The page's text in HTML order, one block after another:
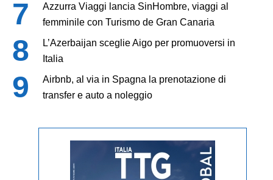
Azzurra Viaggi lancia SinHombre, viaggi al
femminile con Turismo de Gran Canaria
L’Azerbaijan sceglie Aigo per promuoversi in
Italia
Airbnb, al via in Spagna la prenotazione di
transfer e auto a noleggio